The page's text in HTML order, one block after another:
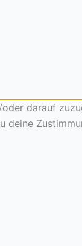
darauf
deine